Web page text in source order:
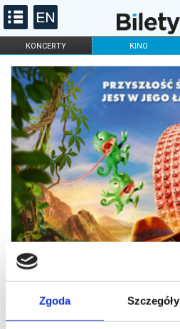
Zgoda Szczegóły
KONCERTY KINO
FILHARMONIA OPERA I BALET
DLA DZIECI
ONLINE